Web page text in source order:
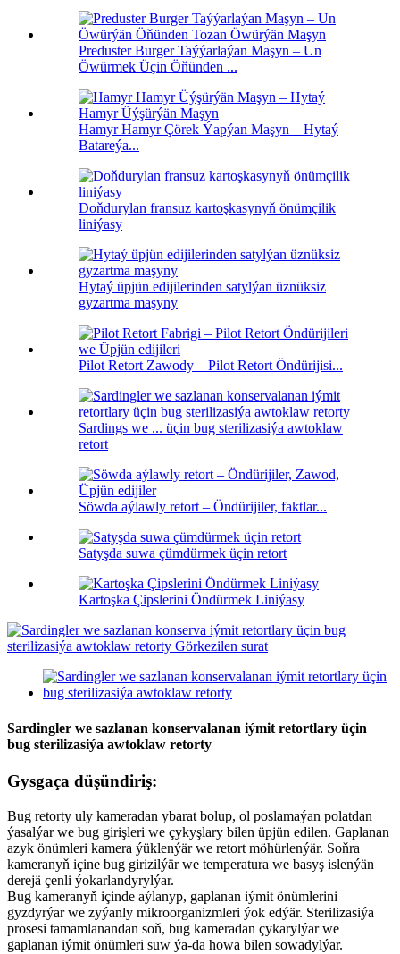
Preduster Burger Taýýarlaýan Maşyn – Un
Öwürmek Üçin Öňünden ...
Hamyr Hamyr Çörek Ýapýan Maşyn – Hytaý
Batareýa...
Doňdurylan fransuz kartoşkasynyň önümçilik
liniýasy
Hytaý üpjün edijilerinden satylýan üznüksiz
gyzartma maşyny
Pilot Retort Zawody – Pilot Retort Öndürijisi...
Sardings we ... üçin bug sterilizasiýa awtoklaw
retort
Söwda aýlawly retort – Öndürijiler, faktlar...
Satyşda suwa çümdürmek üçin retort
Kartoşka Çipslerini Öndürmek Liniýasy
Sardingler we sazlanan konservalanan iýmit retortlary üçin
bug sterilizasiýa awtoklaw retorty
Gysgaça düşündiriş:
Bug retorty uly kameradan ybarat bolup, ol poslamaýan polatdan
ýasalýar we bug girişleri we çykyşlary bilen üpjün edilen. Gaplanan
azyk önümleri kamera ýüklenýär we retort möhürlenýär. Soňra
kameranyň içine bug girizilýär we temperatura we basyş islenýän
derejä çenli ýokarlandyrylýar.
Bug kameranyň içinde aýlanyp, gaplanan iýmit önümlerini
gyzdyrýar we zyýanly mikroorganizmleri ýok edýär. Sterilizasiýa
prosesi tamamlanandan soň, bug kameradan çykarylýar we
gaplanan iýmit önümleri suw ýa-da howa bilen sowadylýar.